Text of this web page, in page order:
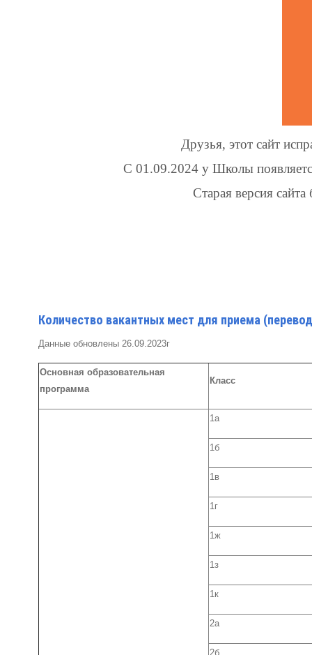
Друзья, этот сайт
С 01.09.2024 у Школы
Старая версия
Количество вакантных мест для приема
Данные обновлены 26.09.2023г
Основная образовательная
программа
Класс
1а
1б
1в
1г
1ж
1з
1к
2а
2б